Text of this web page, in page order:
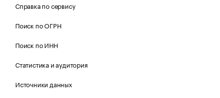
Справка по сервису
Поиск по ОГРН
Поиск по ИНН
Статистика и аудитория
Источники данных